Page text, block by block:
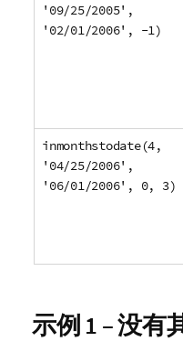
'09/25/2005',
'02/01/2006', -1)
inmonthstodate(4,
'04/25/2006',
'06/01/2006', 0, 3)
示例 1 – 没有